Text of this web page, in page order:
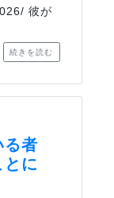
彼が
続きを読む
る者
とに